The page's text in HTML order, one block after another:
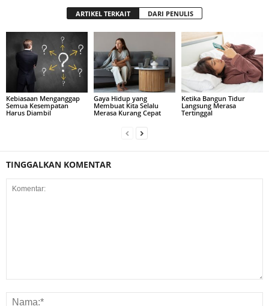
ARTIKEL TERKAIT DARI PENULIS
Kebiasaan Menganggap
Semua Kesempatan
Harus Diambil
Gaya Hidup yang
Membuat Kita Selalu
Merasa Kurang Cepat
Ketika Bangun Tidur
Langsung Merasa
Tertinggal
TINGGALKAN KOMENTAR